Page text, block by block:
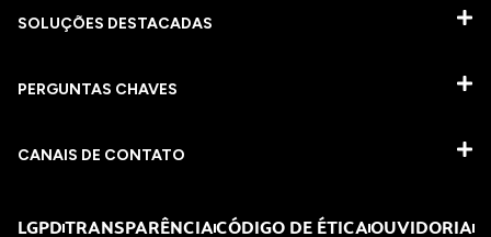
SOLUÇÕES DESTACADAS
PERGUNTAS CHAVES​
CANAIS DE CONTATO
LGPDTRANSPARÊNCIACÓDIGO DE ÉTICAOUVIDORIA